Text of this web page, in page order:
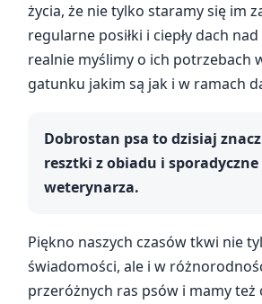
życia, że nie tylko staramy się im
regularne posiłki i ciepły dach nad
realnie myślimy o ich potrzebach
gatunku jakim są jak i w ramach
Dobrostan psa to dzisiaj
resztki z obiadu i
weterynarza.
Piękno naszych czasów tkwi nie
świadomości, ale i w
przeróżnych ras psów i mamy